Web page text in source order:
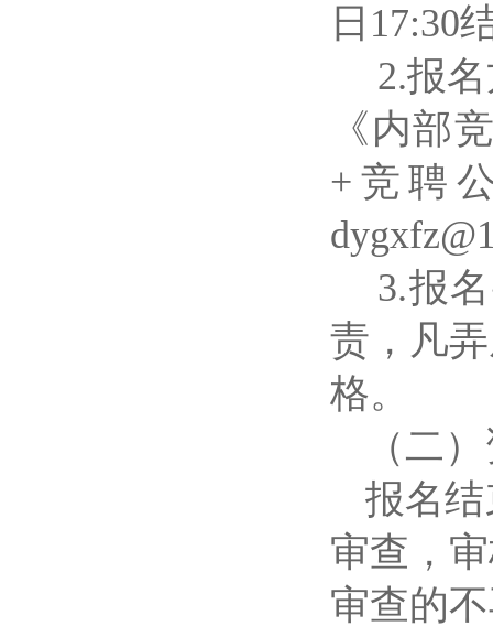
日17:30
2.报
《内部
+竞聘
3.报
责，凡
格。
（二
报名
审查，
审查的